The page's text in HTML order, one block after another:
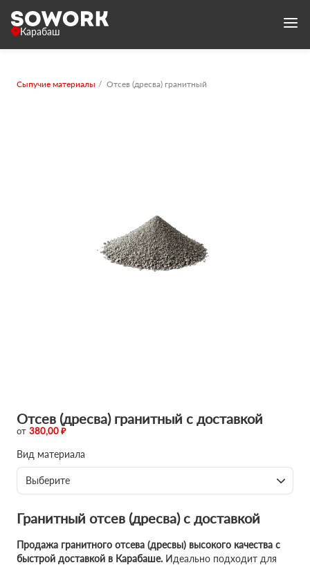
Карабаш
Сыпучие материалы Отсев (дресва) гранитный
Отсев (дресва) гранитный с доставкой
от 380,00 ₽
Вид материала
Выберите
Гранитный отсев (дресва) с доставкой
Продажа гранитного отсева (дресвы) высокого качества с
быстрой доставкой в Карабаше. Идеально подходит для